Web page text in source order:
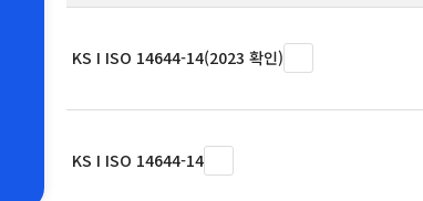
KS I ISO 14644-14(2023 확인)
KS I ISO 14644-14